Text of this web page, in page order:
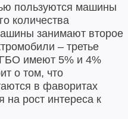
пользуются машины
количества
занимают второе
– третье
имеют 5% и 4%
о том, что
в фаворитах
на рост интереса к